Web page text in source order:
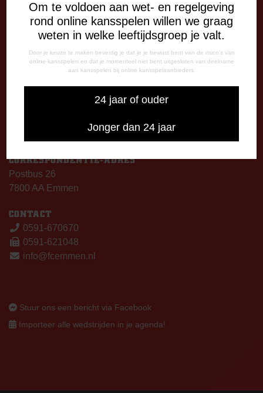
Om te voldoen aan wet- en regelgeving
rond online kansspelen willen we graag
weten in welke leeftijdsgroep je valt.
Door je keuze te maken bevestig je dat je je bewust bent van de risico's van
online kansspelen en dat je momenteel niet bent uitgesloten van deelname
aan kansspelen bij online kansspelaanbieders.
24 jaar of ouder
Jonger dan 24 jaar
Telefonisch bereikbaar op:
Dinsdag
09:00 - 12:15 uur
13:00 - 17:00 uur
Woensdag
Op thuiswedstrijddagen bereikbaar vanaf 13:00 - 20:00 uur
CORRESPONDENTIE-ADRES
Postbus 26
7800 AA Emmen
CONTACT
0591-670670
0591-621048
info@fcemmen.nl
Stuur ons een bericht via Facebook
Importeer alle wedstrijden in je agenda!